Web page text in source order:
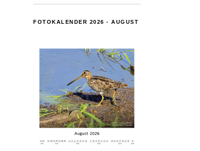
FOTOKALENDER 2026 - AUGUST